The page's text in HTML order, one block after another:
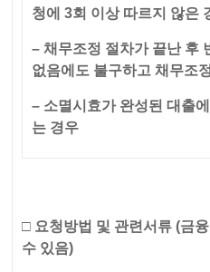
청에 3회 이상 따르지 않은
– 채무조정 절차가 끝난 후
없음에도 불구하고 채무조
– 소멸시효가 완성된 대출
는 경우
□ 요청방법 및 관련서류(금
수 있음)